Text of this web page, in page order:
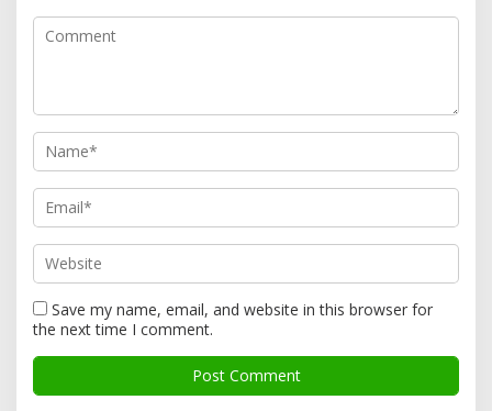
Save my name, email, and website in this browser for
the next time I comment.